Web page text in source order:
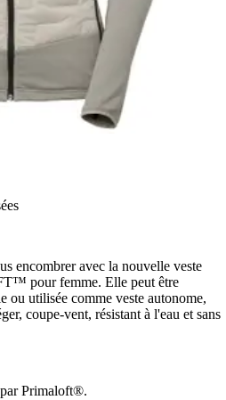
encombrer avec la nouvelle veste
pour femme. Elle peut être
ou utilisée comme veste autonome,
coupe-vent, résistant à l'eau et sans
Primaloft®.